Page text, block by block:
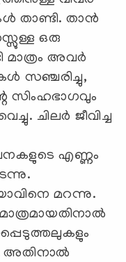
താണ്ടി. താൻ
ഒരു
അവർ
സഞ്ചരിച്ചു,
സിംഹഭാഗവും
ചിലർ ജീവിച്ച
എണ്ണം
മറന്നു.
അതിനാൽ